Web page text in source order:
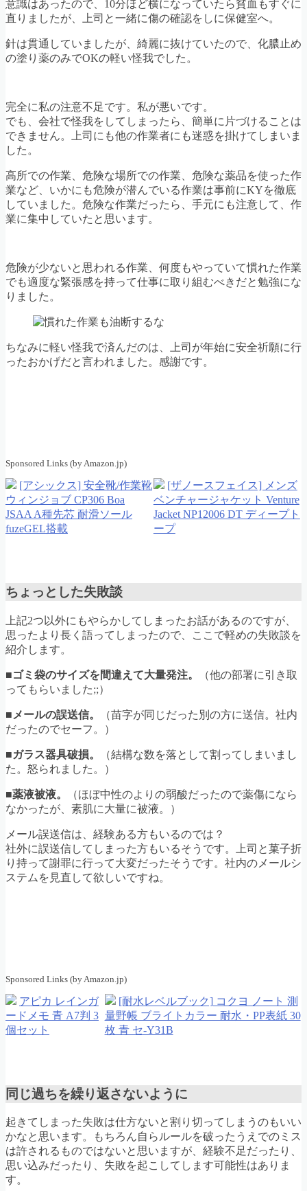
意識はあったので、10分ほど横になっていたら貧血もすぐに
直りましたが、上司と一緒に傷の確認をしに保健室へ。
針は貫通していましたが、綺麗に抜けていたので、化膿止め
の塗り薬のみでOKの軽い怪我でした。
完全に私の注意不足です。私が悪いです。
でも、会社で怪我をしてしまったら、簡単に片づけることは
できません。上司にも他の作業者にも迷惑を掛けてしまいま
した。
高所での作業、危険な場所での作業、危険な薬品を使った作
業など、いかにも危険が潜んでいる作業は事前にKYを徹底
していました。危険な作業だったら、手元にも注意して、作
業に集中していたと思います。
危険が少ないと思われる作業、何度もやっていて慣れた作業
でも適度な緊張感を持って仕事に取り組むべきだと勉強にな
りました。
ちなみに軽い怪我で済んだのは、上司が年始に安全祈願に行
ったおかげだと言われました。感謝です。
Sponsored Links (by Amazon.jp)
[アシックス] 安全靴/作業靴
ウィンジョブ CP306 Boa
JSAA A種先芯 耐滑ソール
fuzeGEL搭載
[ザノースフェイス] メンズ
ベンチャージャケット Venture
Jacket NP12006 DT ディープト
ープ
ちょっとした失敗談
上記2つ以外にもやらかしてしまったお話があるのですが、
思ったより長く語ってしまったので、ここで軽めの失敗談を
紹介します。
■ゴミ袋のサイズを間違えて大量発注。
（他の部署に引き取
ってもらいました;;）
■ メールの誤送信。
（苗字が同じだった別の方に送信。社内
だったのでセーフ。）
■ガラス器具破損。
（結構な数を落として割ってしまいまし
た。怒られました。）
■薬液被液。
（ほぼ中性のよりの弱酸だったので薬傷になら
なかったが、素肌に大量に被液。）
メール誤送信は、経験ある方もいるのでは？
社外に誤送信してしまった方もいるそうです。上司と菓子折
り持って謝罪に行って大変だったそうです。社内のメールシ
ステムを見直して欲しいですね。
Sponsored Links (by Amazon.jp)
アピカ レインガ
ードメモ 青 A7判 3
個セット
[耐水レベルブック] コクヨ ノート 測
量野帳 ブライトカラー 耐水・PP表紙 30
枚 青 セ-Y31B
同じ過ちを繰り返さないように
起きてしまった失敗は仕方ないと割り切ってしまうのもいい
かなと思います。もちろん自らルールを破ったうえでのミス
は許されるものではないと思いますが、経験不足だったり、
思い込みだったり、失敗を起こしてします可能性はありま
す。